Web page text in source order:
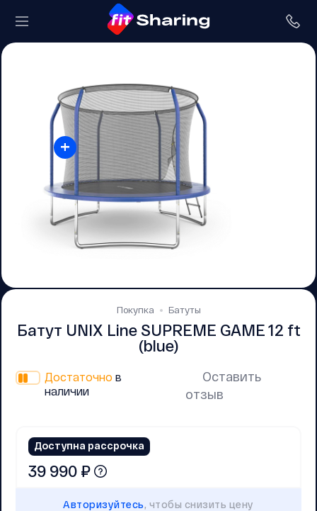
+
Покупка Батуты
Батут UNIX Line SUPREME GAME 12 ft
(blue)
Достаточно в
наличии
Оставить
отзыв
Доступна рассрочка
39 990 ₽
Авторизуйтесь, чтобы снизить цену